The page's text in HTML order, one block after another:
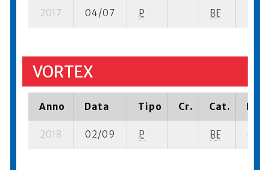
2017 04/07 P RF 15
VORTEX
Anno Data Tipo Cr. Cat.
2018 02/09 P RF 6 su-